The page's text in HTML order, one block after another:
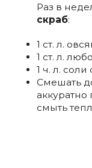
Раз в
скраб:
1 ст. л.
1 ст. л.
1 ч. л.
Смешать
смыть